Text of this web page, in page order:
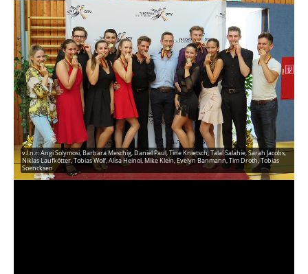
v.l.n.r: Angi Solymosi, Barbara Meschig, Daniel Paul, Tine Knietsch, Talal Salahie, Sarah Jacobs,
Niklas Laufkötter, Tobias Wolf, Alisa Heinol, Mike Klein, Evelyn Banmann, Tim Droth, Tobias
Soencksen